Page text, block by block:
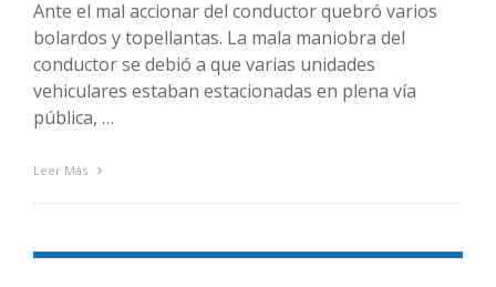
Ante el mal accionar del conductor quebró varios
bolardos y topellantas. La mala maniobra del
conductor se debió a que varias unidades
vehiculares estaban estacionadas en plena vía
pública, …
Leer Más